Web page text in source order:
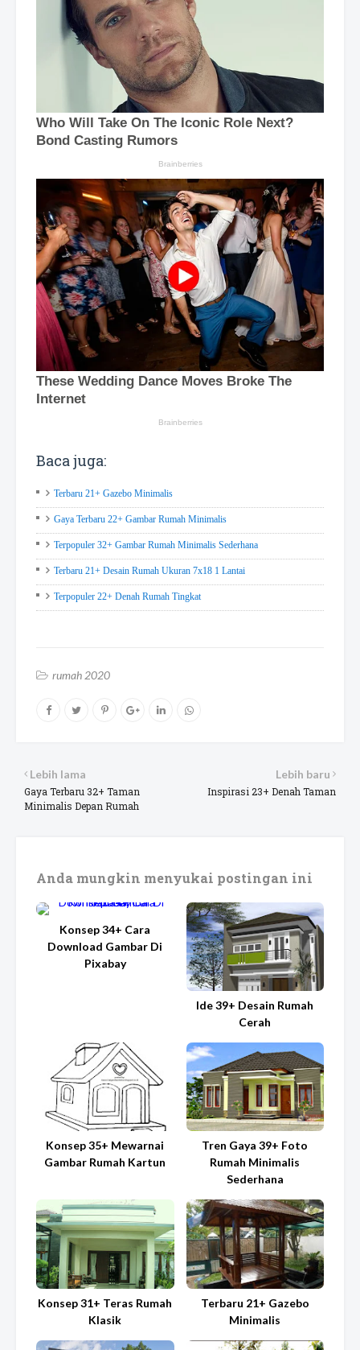
Baca juga:
Terbaru 21+ Gazebo Minimalis
Gaya Terbaru 22+ Gambar Rumah Minimalis
Terpopuler 32+ Gambar Rumah Minimalis Sederhana
Terbaru 21+ Desain Rumah Ukuran 7x18 1 Lantai
Terpopuler 22+ Denah Rumah Tingkat
rumah 2020
Lebih baru
Inspirasi 23+ Denah Taman
Lebih lama
Gaya Terbaru 32+ Taman
Minimalis Depan Rumah
Anda mungkin menyukai postingan ini
Konsep 34+ Cara
Download Gambar Di
Pixabay
Ide 39+ Desain Rumah
Cerah
Konsep 35+ Mewarnai
Gambar Rumah Kartun
Tren Gaya 39+ Foto
Rumah Minimalis
Sederhana
Konsep 31+ Teras Rumah
Klasik
Terbaru 21+ Gazebo
Minimalis